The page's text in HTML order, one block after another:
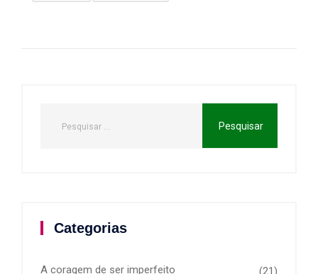
Categorias
A coragem de ser imperfeito (21)